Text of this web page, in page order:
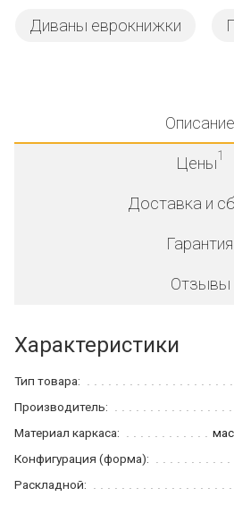
Диваны еврокнижки
Описание
Цены1
Доставка и
Гарантия
Отзывы
Характеристики
Тип товара:
Производитель:
Материал каркаса:
Конфигурация (форма):
Раскладной: